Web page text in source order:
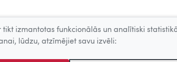
tikt izmantotas funkcionālās un analītiski
lūdzu, atzīmējiet savu izvēli: